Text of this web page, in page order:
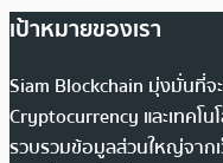
เป้าหมายของเรา
Siam Blockchain มุ่งมั่นที่จ
Cryptocurrency และเทคโ
รวบรวมข้อมูลส่วนใหญ่จากเ